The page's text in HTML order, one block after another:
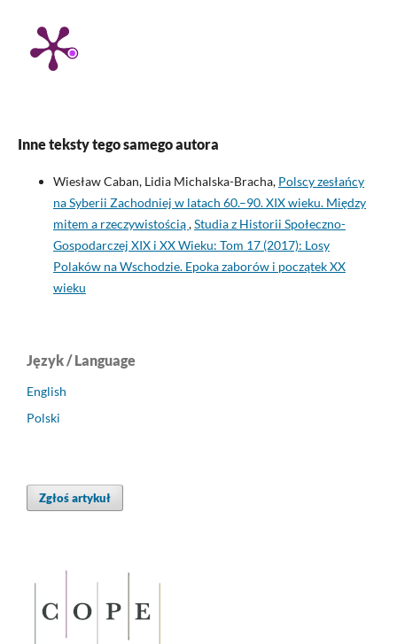
Inne teksty tego samego autora
Wiesław Caban, Lidia Michalska-Bracha, Polscy zesłańcy
na Syberii Zachodniej w latach 60.–90. XIX wieku. Między
mitem a rzeczywistością,Studia z Historii Społeczno-
Gospodarczej XIX i XX Wieku: Tom 17 (2017): Losy
Polaków na Wschodzie. Epoka zaborów i początek XX
wieku
Język / Language
English
Polski
Zgłoś artykuł